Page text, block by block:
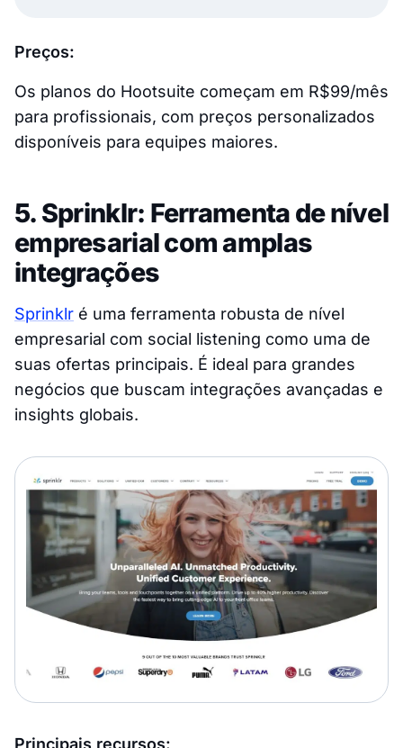
Preços:
Os planos do Hootsuite começam em R$99/mês
para profissionais, com preços personalizados
disponíveis para equipes maiores.
5. Sprinklr: Ferramenta de nível
empresarial com amplas
integrações
Sprinklr é uma ferramenta robusta de nível
empresarial com social listening como uma de
suas ofertas principais. É ideal para grandes
negócios que buscam integrações avançadas e
insights globais.